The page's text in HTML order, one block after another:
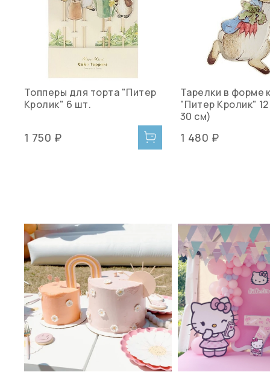
Топперы для торта "Питер
Кролик" 6 шт.
1 750 ₽
Тарелки в форме
"Питер Кролик"
30 см)
1 480 ₽